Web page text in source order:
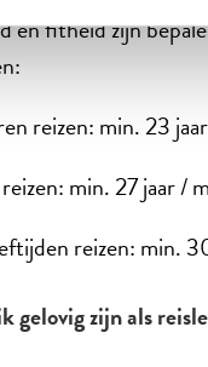
en fitheid zijn
reizen: min. 23
min. 27 jaar /
reizen: min.
gelovig zijn als